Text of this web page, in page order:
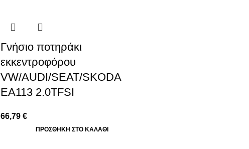
Γνήσιο ποτηράκι
εκκεντροφόρου
VW/AUDI/SEAT/SKODA
EA113 2.0TFSI
66,79 €
ΠΡΟΣΘΉΚΗ ΣΤΟ ΚΑΛΆΘΙ